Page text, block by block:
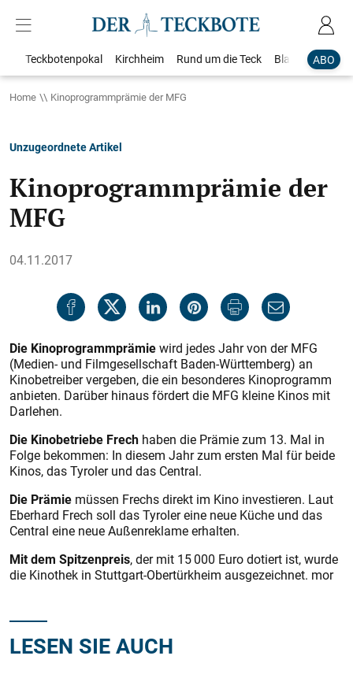
ABO
Teckbotenpokal Kirchheim Rund um die Teck Blaulicht
Home Kinoprogrammprämie der MFG
Unzugeordnete Artikel
Kinoprogrammprämie der
MFG
04.11.2017
Die Kinoprogrammprämiewird jedes Jahr von der MFG
(Medien- und Filmgesellschaft Baden-Württemberg) an
Kinobetreiber vergeben, die ein besonderes Kinoprogramm
anbieten. Darüber hinaus fördert die MFG kleine Kinos mit
Darlehen.
Die Kinobetriebe Frech haben die Prämie zum 13. Mal in
Folge bekommen: In diesem Jahr zum ersten Mal für beide
Kinos, das Tyroler und das Central.
Die Prämie müssen Frechs direkt im Kino investieren. Laut
Eberhard Frech soll das Tyroler eine neue Küche und das
Central eine neue Außenreklame erhalten.
Mit dem Spitzenpreis, der mit 15 000 Euro dotiert ist, wurde
die Kinothek in Stuttgart-Obertürkheim ausgezeichnet. mor
LESEN SIE AUCH